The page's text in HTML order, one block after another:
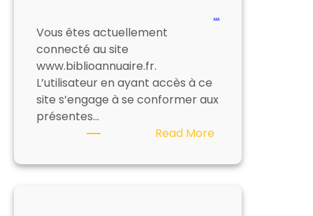
…
Vous êtes actuellement
connecté au site
www.biblioannuaire.fr.
L’utilisateur en ayant accès à ce
site s’engage à se conformer aux
présentes…
Read More:
légales